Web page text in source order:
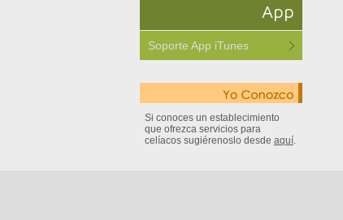
App
Soporte App iTunes
Si conoces un establecimiento
que ofrezca servicios para
celíacos sugiérenoslo desde aquí.